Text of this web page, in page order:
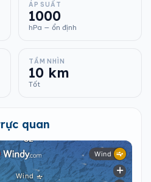
ÁP SUẤT
1000
hPa — ổn định
TẦM NHÌN
10 km
Tốt
quan